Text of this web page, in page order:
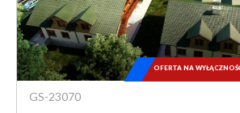
GS-23070
OFERTA NA